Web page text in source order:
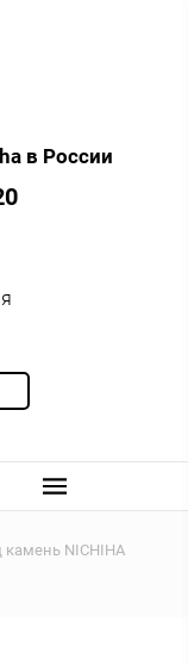
в России
NICHIHA